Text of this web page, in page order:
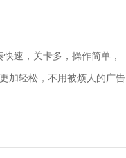
速，关卡多，操作简单，
加轻松，不用被烦人的广告